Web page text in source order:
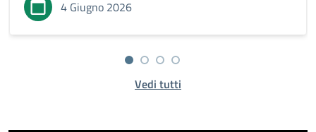
4 Giugno 2026
Vedi tutti